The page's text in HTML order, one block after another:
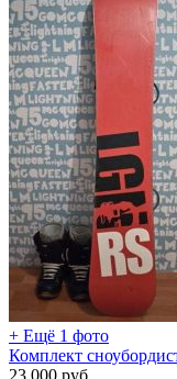
+ Ещё 1 фото
Комплект